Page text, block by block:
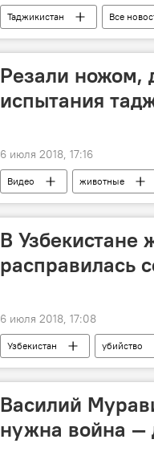
Таджикистан Все
паломничество
Резали ножом,
испытания
6 июля 2018, 17:16
Видео животные
В Узбекистане
расправилась
6 июля 2018, 17:08
Узбекистан убийство
смерть известных людей
Василий
нужна война —